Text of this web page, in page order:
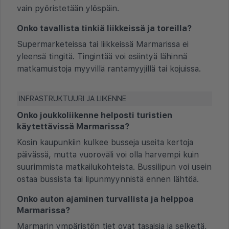
vain pyöristetään ylöspäin.
Onko tavallista tinkiä liikkeissä ja toreilla?
Supermarketeissa tai liikkeissä Marmarissa ei
yleensä tingitä. Tingintää voi esiintyä lähinnä
matkamuistoja myyvillä rantamyyjillä tai kojuissa.
INFRASTRUKTUURI JA LIIKENNE
Onko joukkoliikenne helposti turistien
käytettävissä Marmarissa?
Kosin kaupunkiin kulkee busseja useita kertoja
päivässä, mutta vuoroväli voi olla harvempi kuin
suurimmista matkailukohteista. Bussilipun voi usein
ostaa bussista tai lipunmyynnistä ennen lähtöä.
Onko auton ajaminen turvallista ja helppoa
Marmarissa?
Marmarin ympäristön tiet ovat tasaisia ja selkeitä,